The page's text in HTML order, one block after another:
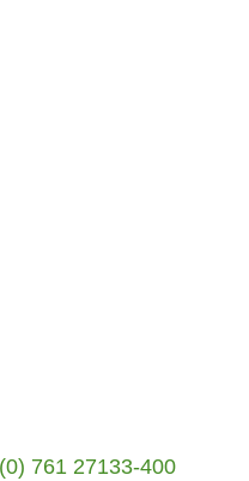
761 27133-400